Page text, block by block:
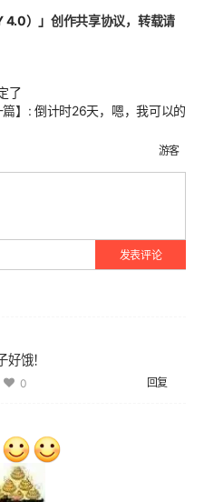
4.0）」创作共享协议，转载请
了
篇】: 倒计时26天，嗯，我可以的
游客
发表评论
饿！
回复
0